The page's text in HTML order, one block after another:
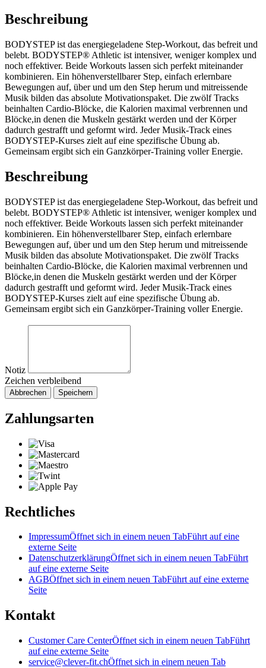
Beschreibung
BODYSTEP ist das energiegeladene Step-Workout, das befreit und
belebt. BODYSTEP® Athletic ist intensiver, weniger komplex und
noch effektiver. Beide Workouts lassen sich perfekt miteinander
kombinieren. Ein höhenverstellbarer Step, einfach erlernbare
Bewegungen auf, über und um den Step herum und mitreissende
Musik bilden das absolute Motivationspaket. Die zwölf Tracks
beinhalten Cardio-Blöcke, die Kalorien maximal verbrennen und
Blöcke,in denen die Muskeln gestärkt werden und der Körper
dadurch gestrafft und geformt wird. Jeder Musik-Track eines
BODYSTEP-Kurses zielt auf eine spezifische Übung ab.
Gemeinsam ergibt sich ein Ganzkörper-Training voller Energie.
Beschreibung
BODYSTEP ist das energiegeladene Step-Workout, das befreit und
belebt. BODYSTEP® Athletic ist intensiver, weniger komplex und
noch effektiver. Beide Workouts lassen sich perfekt miteinander
kombinieren. Ein höhenverstellbarer Step, einfach erlernbare
Bewegungen auf, über und um den Step herum und mitreissende
Musik bilden das absolute Motivationspaket. Die zwölf Tracks
beinhalten Cardio-Blöcke, die Kalorien maximal verbrennen und
Blöcke,in denen die Muskeln gestärkt werden und der Körper
dadurch gestrafft und geformt wird. Jeder Musik-Track eines
BODYSTEP-Kurses zielt auf eine spezifische Übung ab.
Gemeinsam ergibt sich ein Ganzkörper-Training voller Energie.
Notiz
Zeichen verbleibend
Abbrechen Speichern
Zahlungsarten
Rechtliches
ImpressumÖffnet sich in einem neuen TabFührt auf eine
externe Seite
DatenschutzerklärungÖffnet sich in einem neuen TabFührt
auf eine externe Seite
AGBÖffnet sich in einem neuen TabFührt auf eine externe
Seite
Kontakt
Customer Care CenterÖffnet sich in einem neuen TabFührt
auf eine externe Seite
service@clever-fit.chÖffnet sich in einem neuen Tab